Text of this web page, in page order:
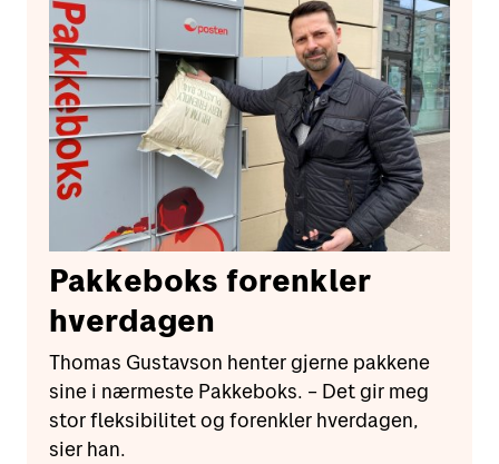
Pakkeboks forenkler
hverdagen
Thomas Gustavson henter gjerne pakkene
sine i nærmeste Pakkeboks. – Det gir meg
stor fleksibilitet og forenkler hverdagen,
sier han.